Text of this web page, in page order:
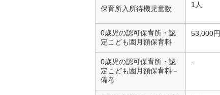
保育所入所待機児童数 1人
0歳児の認可保育所・認
定こども園月額保育料
53,000円
0歳児の認可保育所・認
定こども園月額保育料－
備考
-